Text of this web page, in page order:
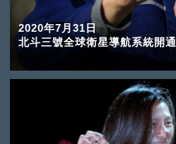
2020年7月31日
北斗三號全球衛星導航系統開通